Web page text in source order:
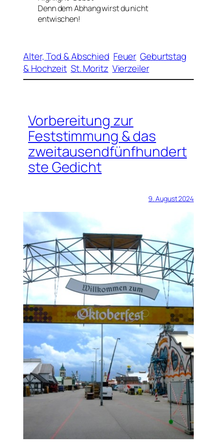
Denn dem Abhang wirst du nicht
entwischen!
Alter, Tod & Abschied Feuer Geburtstag
& Hochzeit St. Moritz Vierzeiler
Vorbereitung zur
Feststimmung & das
zweitausendfünfhundert
ste Gedicht
9. August 2024